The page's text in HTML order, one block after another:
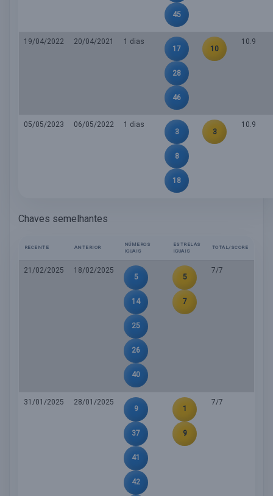
45
19/04/2022 20/04/2021
1 dias
17
28
46
10
10.9
05/05/2023 06/05/2022
1 dias
3
8
18
3
10.9
Chaves semelhantes
RECENTE ANTERIOR
NÚMEROS
IGUAIS
ESTRELAS
IGUAIS
TOTAL/SCORE
21/02/2025
18/02/2025
5
14
25
26
40
5
7
7/7
31/01/2025
28/01/2025
9
37
41
42
1
9
7/7